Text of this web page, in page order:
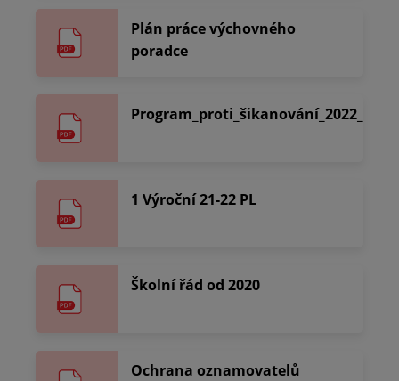
Plán práce výchovného
poradce
Program_proti_šikanování_2022_23
1 Výroční 21-22 PL
Školní řád od 2020
Ochrana oznamovatelů